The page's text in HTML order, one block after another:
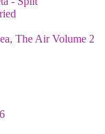
The Air Volume 2